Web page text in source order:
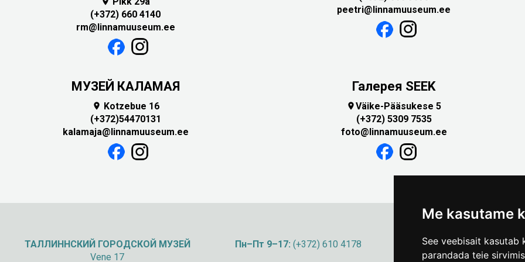
Me kasutame
See veebisait kasutab
parandada teie
(+372) 660 4140
rm@linnamuuseum.ee
peetri@linnamuuseum.ee
МУЗЕЙ КАЛАМАЯ

Kotzebue 16
(+372)54470131
kalamaja@linnamuuseum.ee
Галерея SEEK
Väike-Pääsukese 5
(+372) 5309 7535
foto@linnamuuseum.ee
ТАЛЛИННСКИЙ ГОРОДСКОЙ МУЗЕЙ
Vene 17
Пн–Пт 9–17: (+372) 610 4178